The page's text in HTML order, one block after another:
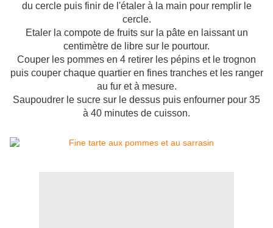
du cercle puis finir de l'étaler à la main pour remplir le
cercle.
Etaler la compote de fruits sur la pâte en laissant un
centimètre de libre sur le pourtour.
Couper les pommes en 4 retirer les pépins et le trognon
puis couper chaque quartier en fines tranches et les ranger
au fur et à mesure.
Saupoudrer le sucre sur le dessus puis enfourner pour 35
à 40 minutes de cuisson.